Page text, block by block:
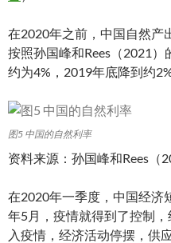
在2020年之前，中国自然产
按照孙国峰和Rees（2021
约为4%，2019年底降到约2%
图5 中国的自然利率
资料来源：孙国峰和Rees（
在2020年一季度，中国经济
年5月，疫情就得到了控制
入疫情，经济活动停摆，供